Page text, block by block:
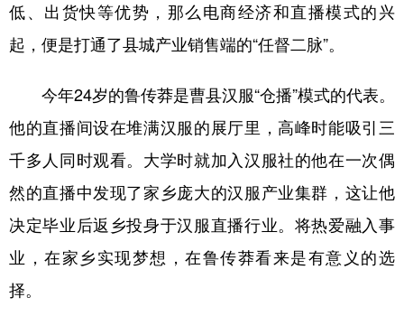
低、出货快等优势，那么电商经济和直播模式的兴
起，便是打通了县城产业销售端的“任督二脉”。
今年24岁的鲁传莽是曹县汉服“仓播”模式的代表。
他的直播间设在堆满汉服的展厅里，高峰时能吸引三
千多人同时观看。大学时就加入汉服社的他在一次偶
然的直播中发现了家乡庞大的汉服产业集群，这让他
决定毕业后返乡投身于汉服直播行业。将热爱融入事
业，在家乡实现梦想，在鲁传莽看来是有意义的选
择。